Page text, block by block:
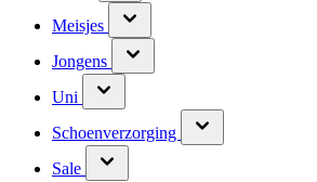
Meisjes
Jongens
Uni
Schoenverzorging
Sale